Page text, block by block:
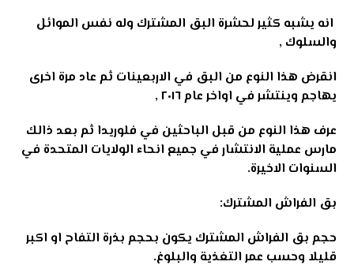
انه يشبه كثير لحشرة البق المشترك وله نفس الموائل
والسلوك ,
انقرض هذا النوع من البق في الاربعينات ثم عاد مرة اخرى
يهاجم وينتشر في اواخر عام ٢٠١٦ ,
عرف هذا النوع من قبل الباحثين في فلوريدا ثم بعد ذالك
مارس عملية الانتشار في جميع انحاء الولايات المتحدة في
السنوات الاخيرة.
بق الفراش المشترك:
حجم بق الفراش المشترك يكون بحجم بذرة التفاح او اكبر
قليلا وحسب عمر التغذية والبلوغ.